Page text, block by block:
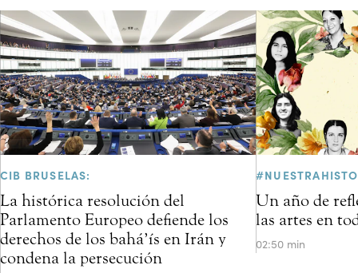
CIB BRUSELAS:
La histórica resolución del
Parlamento Europeo defiende los
derechos de los bahá’ís en Irán y
condena la persecución
Un año de
las artes en
02:50 min